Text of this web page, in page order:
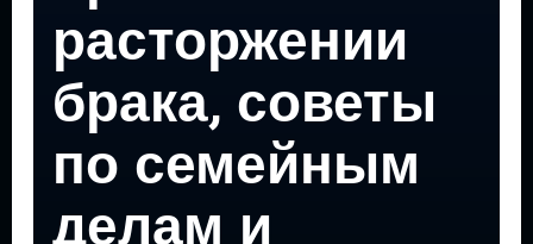
расторжении
брака, советы
по семейным
делам и